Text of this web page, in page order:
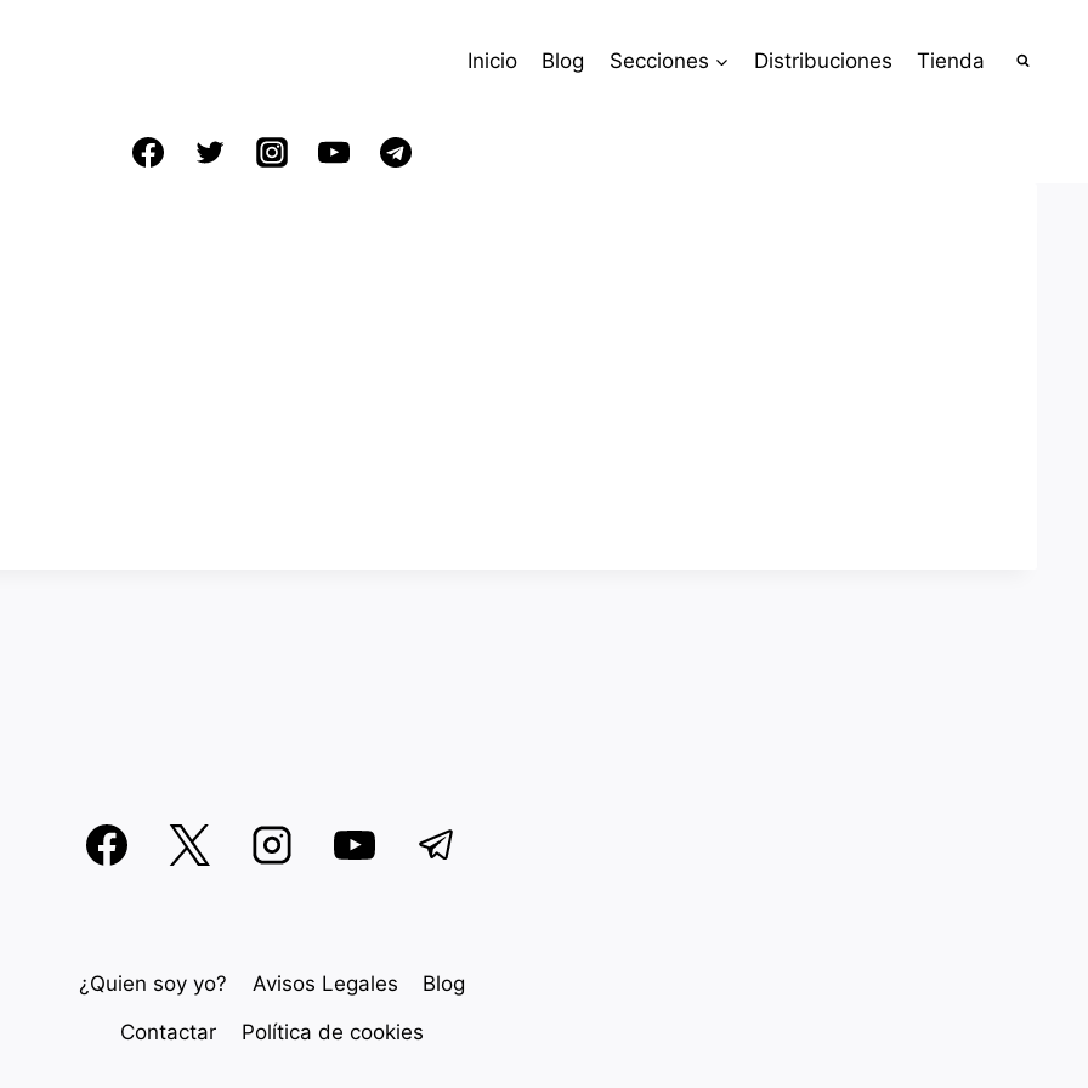
Inicio Blog Secciones Distribuciones Tienda
¿Quien soy yo? Avisos Legales Blog
Contactar Política de cookies